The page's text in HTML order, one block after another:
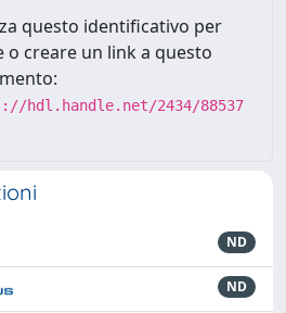
questo identificativo per
o creare un link a questo
hdl.handle.net/2434/88537
ND
ND